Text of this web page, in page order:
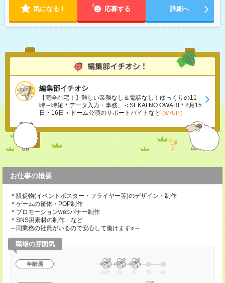
気になる！ 応募する 詳細へ
編集部イチオシ
【完全在宅！】難しい業務なし＆電話なし！ゆっくりの11
時～時短＊データ入力・事務、＜SEKAI NO OWARI＊8月15
日・16日＞ドーム公演のサポートバイトなど (8/7UP!)
お仕事の概要
＊販促物(イベントポスター・フライヤー等)のデザイン・制作
＊ゲームの筐体・POP制作
＊プロモーションwebバナー制作
＊SNS用素材の制作 など
～同業務の社員がいるので安心して働けます○～
職場の雰囲気
年齢層
20代 30 40 50 60